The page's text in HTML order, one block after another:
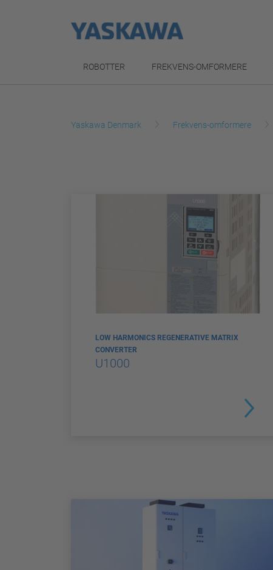
ROBOTTER FREKVENS-OMFORMERE
Yaskawa Denmark Frekvens-omformere
LOW HARMONICS REGENERATIVE MATRIX
CONVERTER
U1000